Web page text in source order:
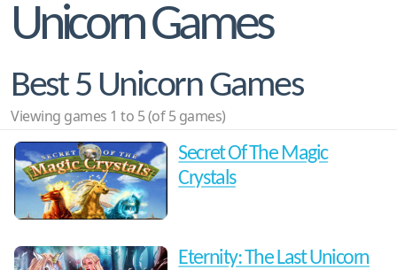
Unicorn Games
Best 5 Unicorn Games
Viewing games 1 to 5 (of 5 games)
Secret Of The Magic
Crystals
Eternity: The Last Unicorn